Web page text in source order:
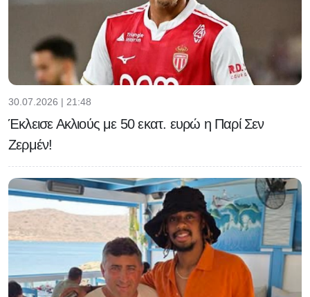
30.07.2026 | 21:48
Έκλεισε Ακλιούς με 50 εκατ. ευρώ η Παρί Σεν
Ζερμέν!